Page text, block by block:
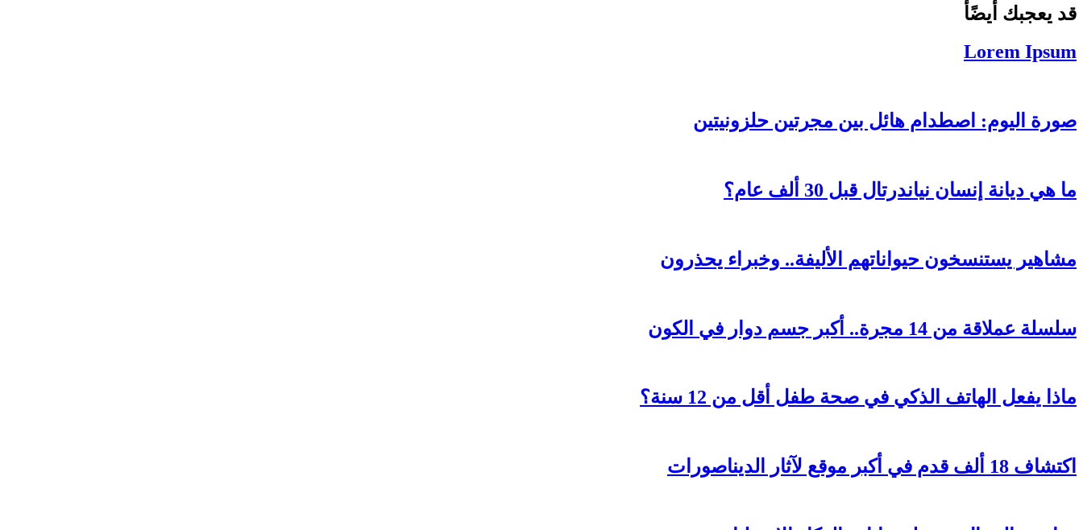
قد يعجبك أيضًأ
Lorem Ipsum
صورة اليوم: اصطدام هائل بين مجرتين حلزونيتين
ما هي ديانة إنسان نياندرتال قبل 30 ألف عام؟
مشاهير يستنسخون حيواناتهم الأليفة.. وخبراء يحذرون
سلسلة عملاقة من 14 مجرة..​​ أكبر جسم دوار في الكون
ماذا يفعل الهاتف الذكي في صحة طفل أقل من 12 سنة؟
اكتشاف 18 ألف قدم في أكبر موقع لآثار الديناصورات